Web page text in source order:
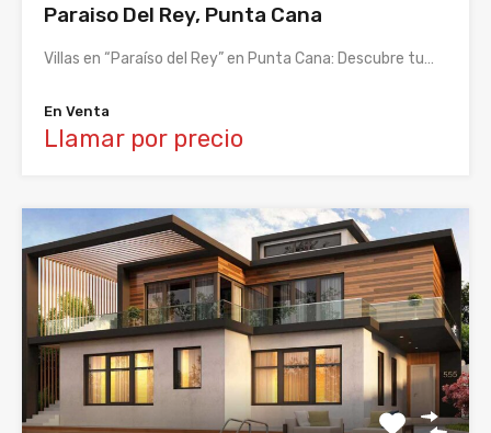
Paraiso Del Rey, Punta Cana
Villas en “Paraíso del Rey” en Punta Cana: Descubre tu…
En Venta
Llamar por precio